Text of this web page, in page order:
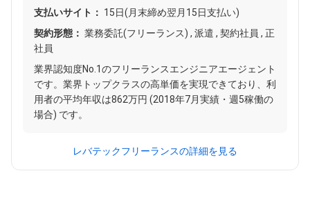
支払いサイト： 15日(月末締め翌月15日支払い)
契約形態： 業務委託(フリーランス) , 派遣 , 契約社員 , 正
社員
業界認知度No.1のフリーランスエンジニアエージェント
です。業界トップクラスの高単価を実現できており、利
用者の平均年収は862万円 (2018年7月実績・週5稼働の
場合) です。
レバテックフリーランスの詳細を見る